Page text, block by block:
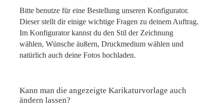
Bitte benutze für eine Bestellung unseren Konfigurator.
Dieser stellt dir einige wichtige Fragen zu deinem Auftrag.
Im Konfigurator kannst du den Stil der Zeichnung
wählen, Wünsche äußern, Druckmedium wählen und
natürlich auch deine Fotos hochladen.
Kann man die angezeigte Karikaturvorlage auch
ändern lassen?